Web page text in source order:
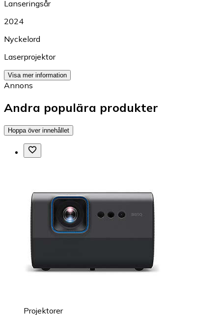
Lanseringsår
2024
Nyckelord
Laserprojektor
Visa mer information
Annons
Andra populära produkter
Hoppa över innehållet
Projektorer